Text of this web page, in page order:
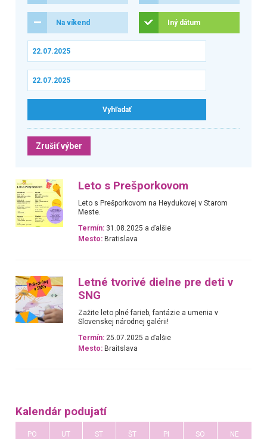
Na víkend Iný dátum
Zrušiť výber
Leto s Prešporkovom
Leto s Prešporkovom na Heydukovej v Starom
Meste.
Termín: 31.08.2025 a ďalšie
Mesto: Bratislava
Letné tvorivé dielne pre deti v
SNG
Zažite leto plné farieb, fantázie a umenia v
Slovenskej národnej galérii!
Termín: 25.07.2025 a ďalšie
Mesto: Braitslava
Kalendár podujatí
PO UT ST ŠT PI SO NE